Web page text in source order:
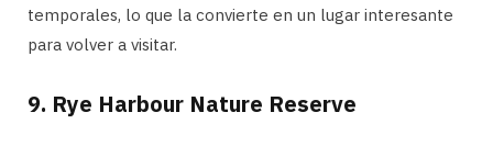
temporales, lo que la convierte en un lugar interesante
para volver a visitar.
9. Rye Harbour Nature Reserve